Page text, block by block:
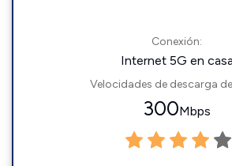
Conexión:
Internet 5G en casa
Velocidades de descarga
300Mbps